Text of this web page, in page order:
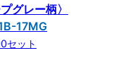
プグレー柄〉
17MG
セット